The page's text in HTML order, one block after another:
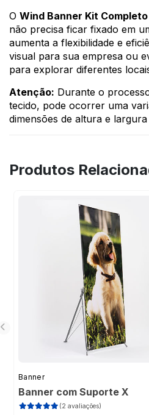
O Wind Banner Kit Completo
não precisa ficar fixado em
aumenta a flexibilidade e
visual para sua empresa ou
para explorar diferentes
Atenção: Durante o
tecido, pode ocorrer uma
dimensões de altura e
Produtos
Banner
Banner com Suporte X
(2 avaliações)